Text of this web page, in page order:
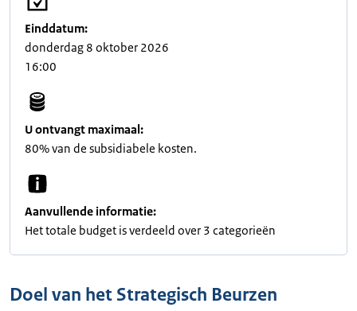
Einddatum:
donderdag 8 oktober 2026
16:00
U ontvangt maximaal:
80% van de subsidiabele kosten.
Aanvullende informatie:
Het totale budget is verdeeld over 3 categorieën
Doel van het Strategisch Beurzen